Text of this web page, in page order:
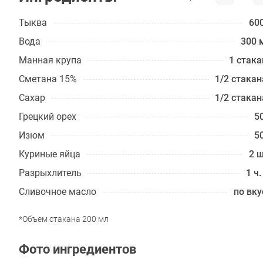
Тыква
Вода
300
Манная крупа
1
Сметана 15%
1/2
Сахар
1/2
Грецкий орех
Изюм
Куриные яйца
2
Разрыхлитель
1
Сливочное масло
по
*Объем стакана 200 мл
Фото ингредиентов